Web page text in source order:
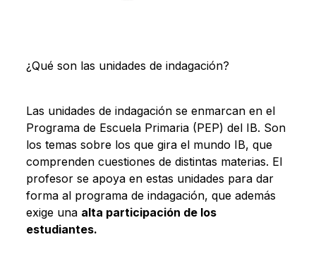
¿Qué son las unidades de indagación?
Las unidades de indagación se enmarcan en el
Programa de Escuela Primaria (PEP) del IB. Son
los temas sobre los que gira el mundo IB, que
comprenden cuestiones de distintas materias. El
profesor se apoya en estas unidades para dar
forma al programa de indagación, que además
exige una alta participación de los
estudiantes.